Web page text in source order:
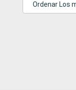
Ordenar Los